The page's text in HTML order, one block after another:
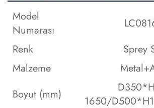
Model
Numarası
Renk
Sprey
Malzeme
Boyut (mm)
1650/